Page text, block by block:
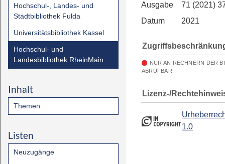
Hochschul-, Landes- und
Stadtbibliothek Fulda
Universitätsbibliothek Kassel
Hochschul- und
Landesbibliothek RheinMain
Inhalt
Themen
Listen
Neuzugänge
Ausgabe
71 (2021)
Datum
2021
NUR AN RECHNERN DER
ABRUFBAR
Lizenz-/
1.0